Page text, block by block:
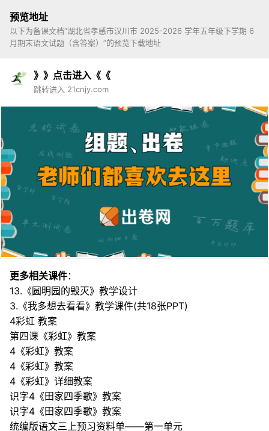
预览地址
以下为备课文档“湖北省孝感市汉川市 2025-2026 学年五年级下学期 6
月期末语文试题（含答案）”的预览下载地址
》》点击进入《《
跳转进入 21cnjy.com
更多相关课件：
13.《圆明园的毁灭》教学设计
3.《我多想去看看》教学课件(共18张PPT)
4彩虹 教案
第四课《彩虹》教案
4《彩虹》教案
4《彩虹》教案
4《彩虹》详细教案
识字4《田家四季歌》教案
识字4《田家四季歌》教案
统编版语文三上预习资料单——第一单元